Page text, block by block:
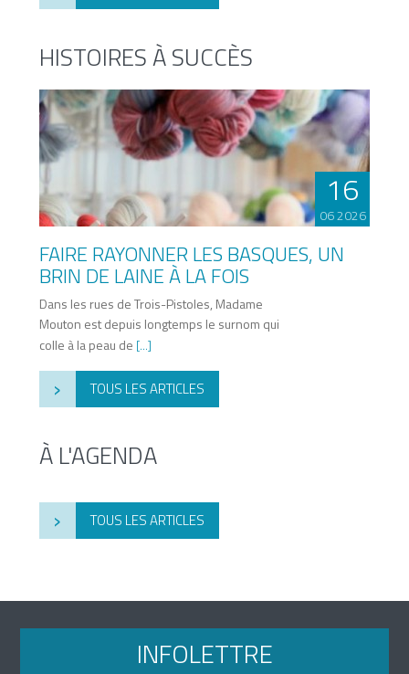
HISTOIRES À SUCCÈS
16
06 2026
FAIRE RAYONNER LES BASQUES, UN
BRIN DE LAINE À LA FOIS
Dans les rues de Trois-Pistoles, Madame
Mouton est depuis longtemps le surnom qui
colle à la peau de [...]
› TOUS LES ARTICLES
À L'AGENDA
› TOUS LES ARTICLES
INFOLETTRE